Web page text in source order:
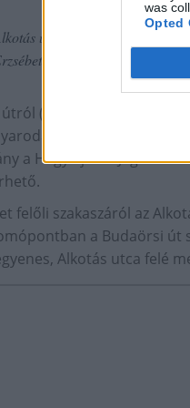
was
Opted
utca felé tartó
híd a Budaörsi út külső
(az Erzsébet híd
lehetősége a
a Hegyalja út–Jagelló
felőli szakaszáról az
a Budaörsi út
Alkotás utca felé